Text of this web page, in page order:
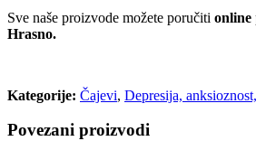
Sve naše proizvode možete poručiti online
Hrasno.
Kategorije: Čajevi, Depresija,
Povezani proizvodi